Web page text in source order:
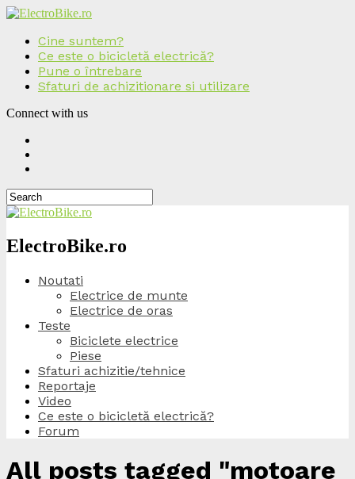
Cine suntem?
Ce este o bicicletă electrică?
Pune o întrebare
Sfaturi de achizitionare si utilizare
Connect with us
ElectroBike.ro
Noutati
Electrice de munte
Electrice de oras
Teste
Biciclete electrice
Piese
Sfaturi achizitie/tehnice
Reportaje
Video
Ce este o bicicletă electrică?
Forum
All posts tagged "motoare